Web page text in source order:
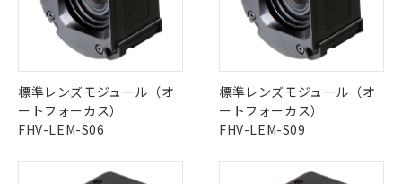
中国 RoHS表※1 ※2
X O
No No No
その他の認証はこちらのページからご検索ください
標準レンズモジュール（オ
ートフォーカス）
FHV-LEM-S06
標準レンズモジュール（オ
ートフォーカス）
FHV-LEM-S09